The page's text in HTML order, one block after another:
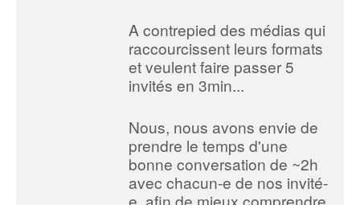
A contrepied des médias qui
raccourcissent leurs formats
et veulent faire passer 5
invités en 3min...
Nous, nous avons envie de
prendre le temps d'une
bonne conversation de ~2h
avec chacun-e de nos invité-
e, afin de mieux comprendre